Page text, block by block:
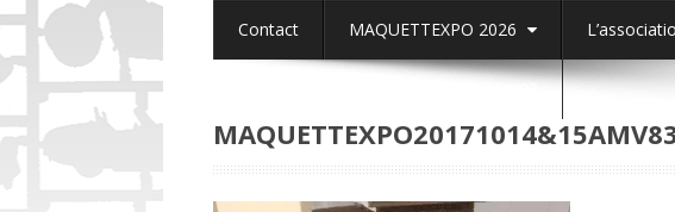
Contact MAQUETTEXPO 2026